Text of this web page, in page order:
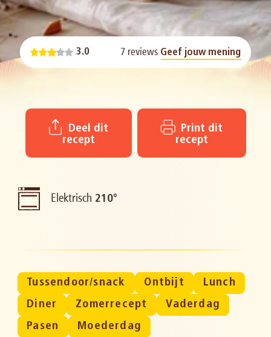
3.0 7 reviews Geef jouw mening
recept
recept
Elektrisch 210°
Tussendoor/snack Ontbijt
Lunch
Diner
Zomerrecept
Vaderdag
Pasen
Moederdag